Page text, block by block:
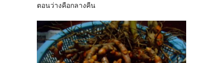
ตอนว่างคือกลางคืน